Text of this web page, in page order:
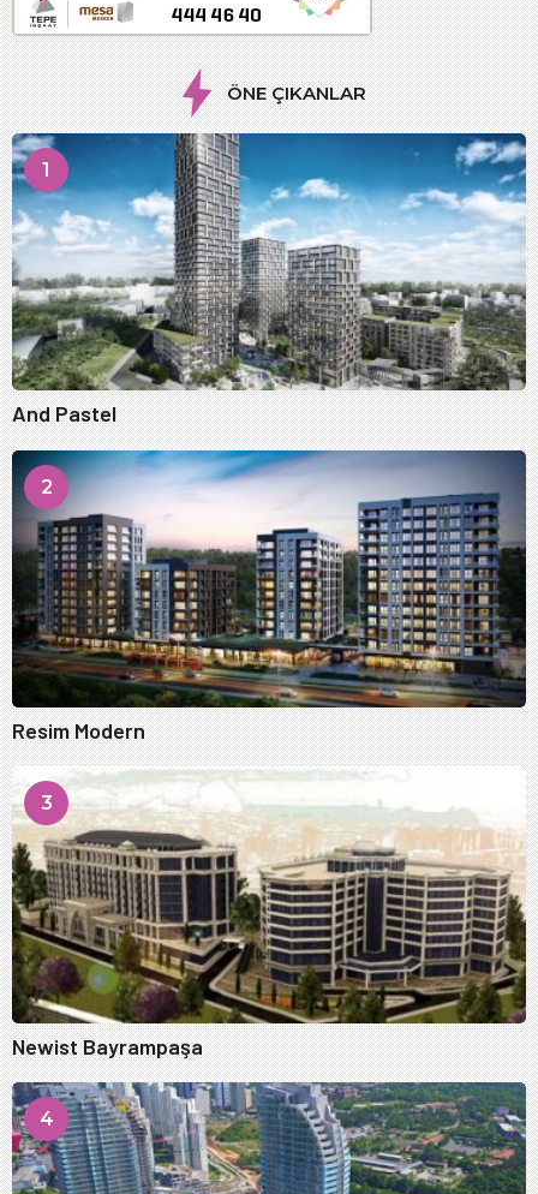
ÖNE ÇIKANLAR
1
And Pastel
2
Resim Modern
3
Newist Bayrampaşa
4